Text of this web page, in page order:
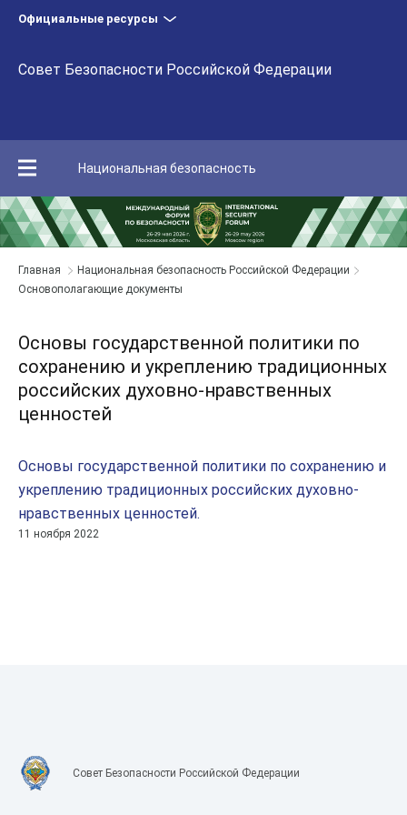
Официальные ресурсы
Совет Безопасности Российской Федерации
Национальная безопасность
Главная
Национальная безопасность Российской Федерации
Основополагающие документы
Основы государственной политики по
сохранению и укреплению традиционных
российских духовно-нравственных
ценностей
Основы государственной политики по сохранению и
укреплению традиционных российских духовно-
нравственных ценностей.
11 ноября 2022
Совет Безопасности Российской Федерации